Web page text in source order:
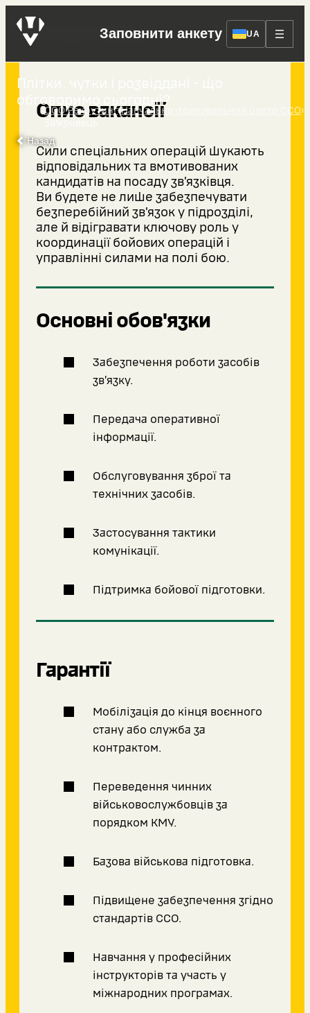
Заповнити анкету UA
ССО Рекрутинг›Навчально-тренувальний центр ССО›
Назад
Зв’язківець
Плітки, чутки і розвіддані - що
обговоримо сьогодні?
Опис вакансії
Сили спеціальних операцій шукають
відповідальних та вмотивованих
кандидатів на посаду зв’язківця.
Ви будете не лише забезпечувати
безперебійний зв’язок у підрозділі,
але й відігравати ключову роль у
координації бойових операцій і
управлінні силами на полі бою.
Основні обов'язки
Забезпечення роботи засобів
зв’язку.
Передача оперативної
інформації.
Обслуговування зброї та
технічних засобів.
Застосування тактики
комунікації.
Підтримка бойової підготовки.
Гарантії
Мобілізація до кінця воєнного
стану або служба за
контрактом.
Переведення чинних
військовослужбовців за
порядком КМУ.
Базова військова підготовка.
Підвищене забезпечення згідно
стандартів ССО.
Навчання у професійних
інструкторів та участь у
міжнародних програмах.